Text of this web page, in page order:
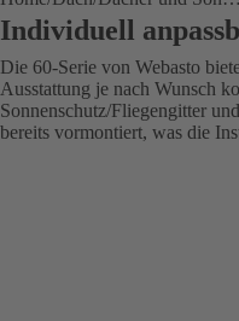
Individuell
Die 60-Serie von Webasto
Ausstattung je nach Wunsch
Sonnenschutz/Fliegengitter
bereits vormontiert, was die